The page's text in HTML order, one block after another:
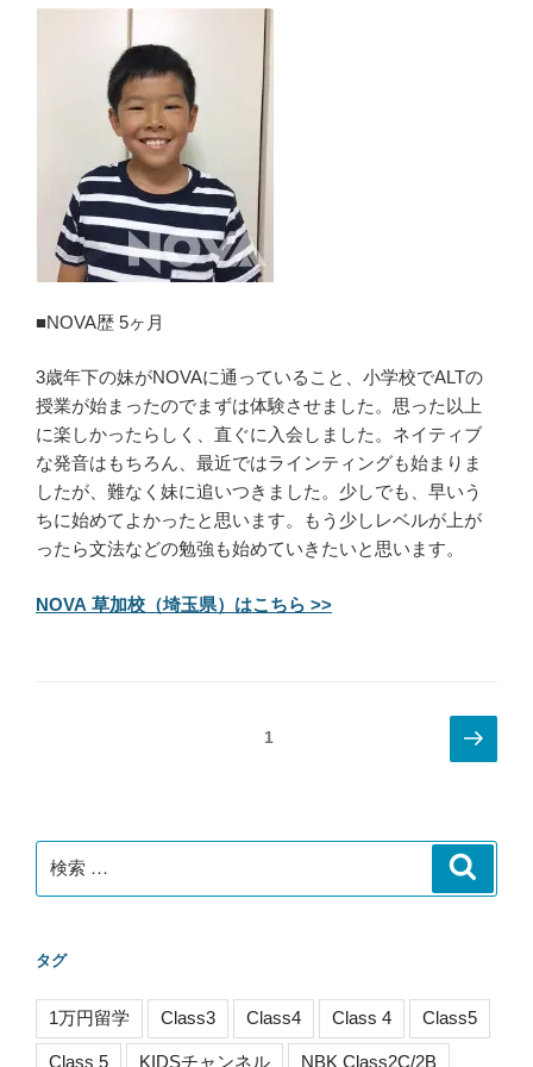
■NOVA歴 5ヶ月
3歳年下の妹がNOVAに通っていること、小学校でALTの
授業が始まったのでまずは体験させました。思った以上
に楽しかったらしく、直ぐに入会しました。ネイティブ
な発音はもちろん、最近ではラインティングも始まりま
したが、難なく妹に追いつきました。少しでも、早いう
ちに始めてよかったと思います。もう少しレベルが上が
ったら文法などの勉強も始めていきたいと思います。
NOVA 草加校（埼玉県）はこちら >>
ゲ
ー
ョ
ン
1
次
の
ジ
索:
タグ
1万円留学 Class3 Class4 Class 4 Class5
Class 5 KIDSチャンネル NBK Class2C/2B